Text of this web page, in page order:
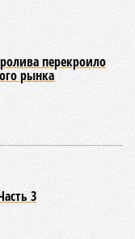
остановить.
актив
рынков. Ну
стране не
Пашинян
Армении,
России